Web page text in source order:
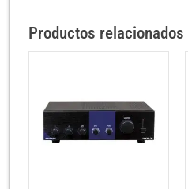
Productos relacionados